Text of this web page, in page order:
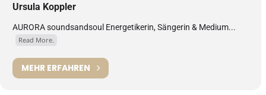
Ursula Koppler
AURORA soundsandsoul Energetikerin, Sängerin & Medium...
Read More.
MEHR ERFAHREN